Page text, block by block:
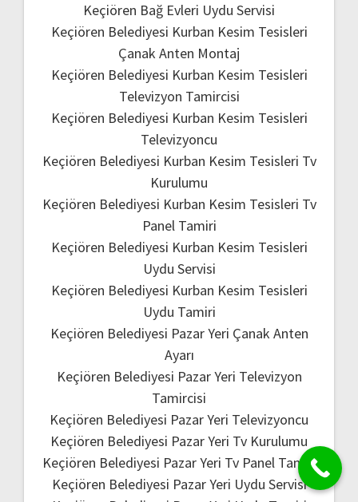
Keçiören Bağ Evleri Uydu Servisi
Keçiören Belediyesi Kurban Kesim Tesisleri
Çanak Anten Montaj
Keçiören Belediyesi Kurban Kesim Tesisleri
Televizyon Tamircisi
Keçiören Belediyesi Kurban Kesim Tesisleri
Televizyoncu
Keçiören Belediyesi Kurban Kesim Tesisleri Tv
Kurulumu
Keçiören Belediyesi Kurban Kesim Tesisleri Tv
Panel Tamiri
Keçiören Belediyesi Kurban Kesim Tesisleri
Uydu Servisi
Keçiören Belediyesi Kurban Kesim Tesisleri
Uydu Tamiri
Keçiören Belediyesi Pazar Yeri Çanak Anten
Ayarı
Keçiören Belediyesi Pazar Yeri Televizyon
Tamircisi
Keçiören Belediyesi Pazar Yeri Televizyoncu
Keçiören Belediyesi Pazar Yeri Tv Kurulumu
Keçiören Belediyesi Pazar Yeri Tv Panel Tamiri
Keçiören Belediyesi Pazar Yeri Uydu Servisi